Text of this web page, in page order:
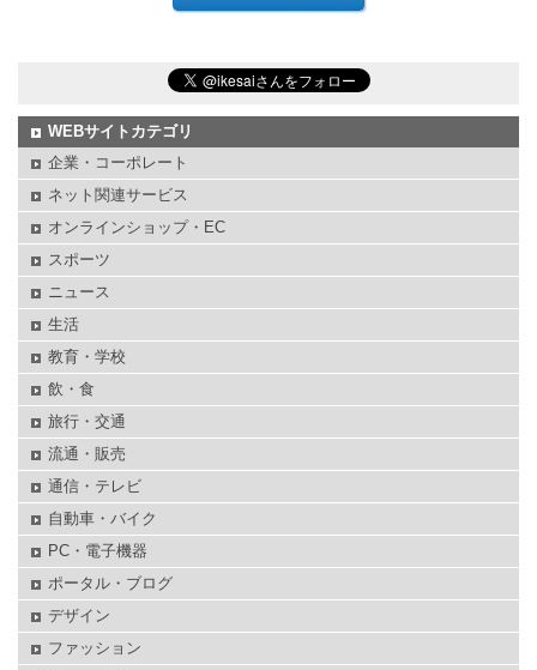
WEBサイトカテゴリ
企業・コーポレート
ネット関連サービス
オンラインショップ・EC
スポーツ
ニュース
生活
教育・学校
飲・食
旅行・交通
流通・販売
通信・テレビ
自動車・バイク
PC・電子機器
ポータル・ブログ
デザイン
ファッション